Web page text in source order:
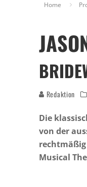
Home
Redaktion
Die
von der
Musical